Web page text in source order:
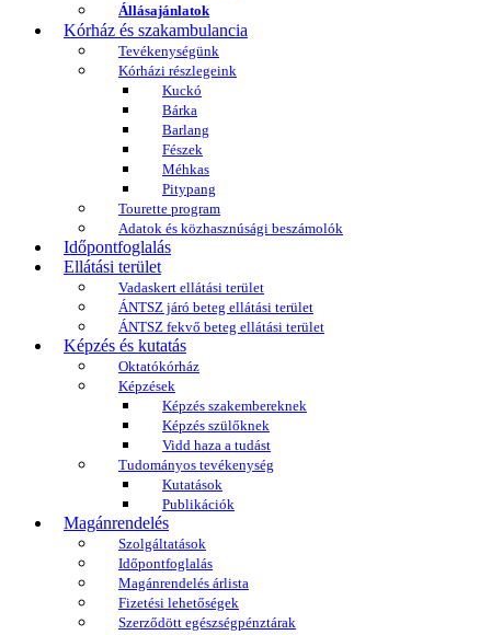
Állásajánlatok
Kórház és szakambulancia
Tevékenységünk
Kórházi részlegeink
Kuckó
Bárka
Barlang
Fészek
Méhkas
Pitypang
Tourette program
Adatok és közhasznúsági beszámolók
Időpontfoglalás
Ellátási terület
Vadaskert ellátási terület
ÁNTSZ járó beteg ellátási terület
ÁNTSZ fekvő beteg ellátási terület
Képzés és kutatás
Oktatókórház
Képzések
Képzés szakembereknek
Képzés szülőknek
Vidd haza a tudást
Tudományos tevékenység
Kutatások
Publikációk
Magánrendelés
Szolgáltatások
Időpontfoglalás
Magánrendelés árlista
Fizetési lehetőségek
Szerződött egészségpénztárak